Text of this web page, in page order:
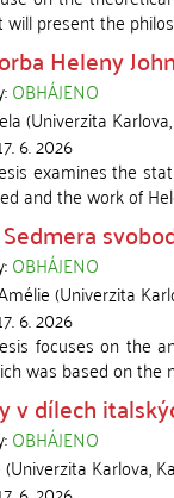
will present the
Heleny
OBHÁJENO
(Univerzita
6. 2026
examines the
and the work of
OBHÁJENO
(Univerzita
6. 2026
focuses on the
was based on
v dílech
OBHÁJENO
(Univerzita Karlova,